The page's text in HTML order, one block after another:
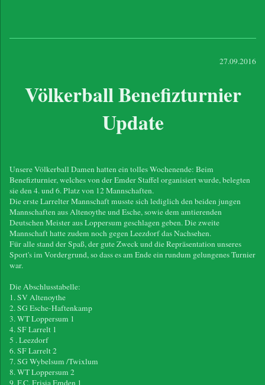
27.09.2016
Völkerball Benefizturnier
Update
Unsere Völkerball Damen hatten ein tolles Wochenende: Beim
Benefizturnier, welches von der Emder Staffel organisiert wurde, belegten
sie den 4. und 6. Platz von 12 Mannschaften.
Die erste Larrelter Mannschaft musste sich lediglich den beiden jungen
Mannschaften aus Altenoythe und Esche, sowie dem amtierenden
Deutschen Meister aus Loppersum geschlagen geben. Die zweite
Mannschaft hatte zudem noch gegen Leezdorf das Nachsehen.
Für alle stand der Spaß, der gute Zweck und die Repräsentation unseres
Sport's im Vordergrund, so dass es am Ende ein rundum gelungenes Turnier
war.
Die Abschlusstabelle:
1. SV Altenoythe
2. SG Esche-Haftenkamp
3. WT Loppersum 1
4. SF Larrelt 1
5 . Leezdorf
6. SF Larrelt 2
7. SG Wybelsum /Twixlum
8. WT Loppersum 2